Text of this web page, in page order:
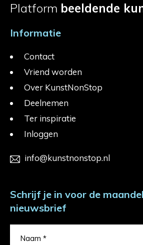
Platform beeldende
Informatie
Contact
Vriend worden
Over KunstNonStop
Deelnemen
Ter inspiratie
Inloggen
info@kunstnonstop.nl
Schrijf je in voor de
nieuwsbrief